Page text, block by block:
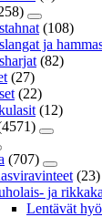
(108)
ja
(82)
(27)
(22)
(12)
(707)
(23)
ja
Lentävät